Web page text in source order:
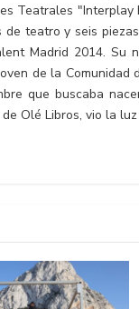
Teatrales
de teatro y seis
Madrid 2014. Su
de la
que buscaba
Olé Libros, vio la